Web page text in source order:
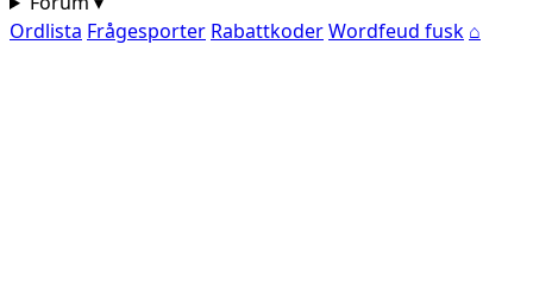
Ordlista Frågesporter RabattkoderWordfeud fusk ⌂